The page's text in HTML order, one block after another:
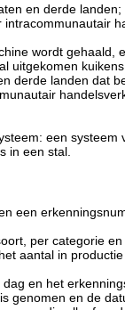
en derde landen;
wordt gehaald,
uitgekomen
derde landen dat
een
in een stal.
een
per categorie
aantal in
en het
genomen en de